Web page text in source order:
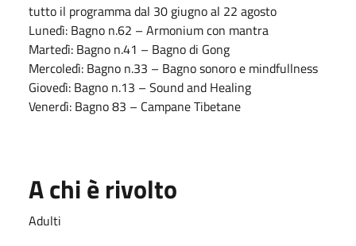
tutto il programma dal 30 giugno al 22 agosto
Lunedì: Bagno n.62 – Armonium con mantra
Martedì: Bagno n.41 – Bagno di Gong
Mercoledì: Bagno n.33 – Bagno sonoro e mindfullness
Giovedì: Bagno n.13 – Sound and Healing
Venerdì: Bagno 83 – Campane Tibetane
A chi è rivolto
Adulti